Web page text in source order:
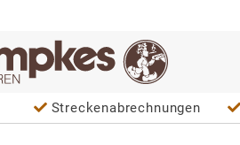
Streckenabrechnungen